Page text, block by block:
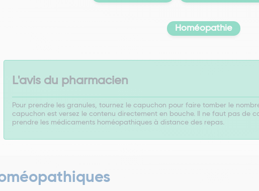
Homéopathie
L'avis du pharmacien
Pour prendre les granules, tournez le capuchon pour faire tomber le
capuchon est versez le contenu directement en bouche. Il ne faut pas de
prendre les médicaments homéopathiques à distance des repas.